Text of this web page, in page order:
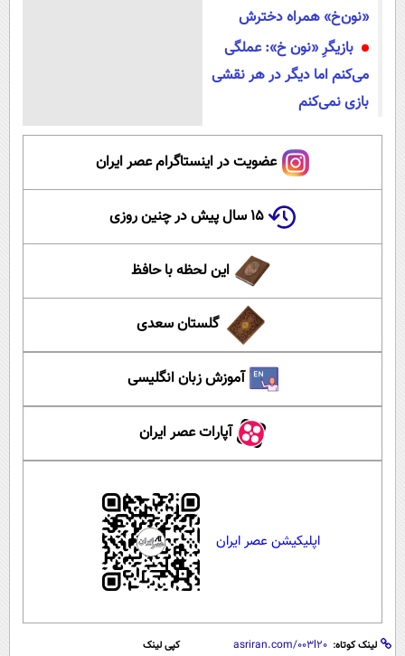
«نون‌خ» همراه دخترش
بازیگرِ «نون‌ خ»: عملگی
می‌کنم اما دیگر در هر نقشی
بازی نمی‌کنم
عضویت در اینستاگرام عصر ایران
۱۵ سال پیش در چنین روزی
این لحظه با حافظ
گلستان سعدی
آموزش زبان انگلیسی
آپارات عصر ایران
اپلیکیشن عصر ایران
لینک کوتاه: کپی لینک